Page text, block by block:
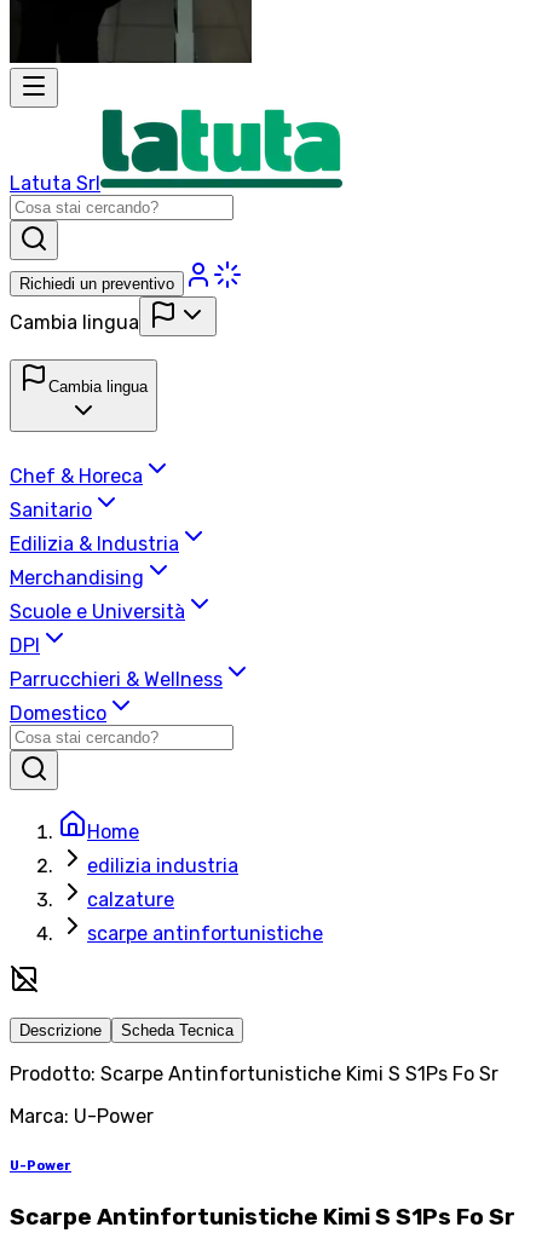
Latuta Srl
Richiedi un preventivo
Cambia lingua
Cambia lingua
Chef & Horeca
Sanitario
Edilizia & Industria
Merchandising
Scuole e Università
DPI
Parrucchieri & Wellness
Domestico
Home
edilizia industria
calzature
scarpe antinfortunistiche
Descrizione Scheda Tecnica
Prodotto: Scarpe Antinfortunistiche Kimi S S1Ps Fo Sr
Marca: U-Power
U-Power
Scarpe Antinfortunistiche Kimi S S1Ps Fo Sr